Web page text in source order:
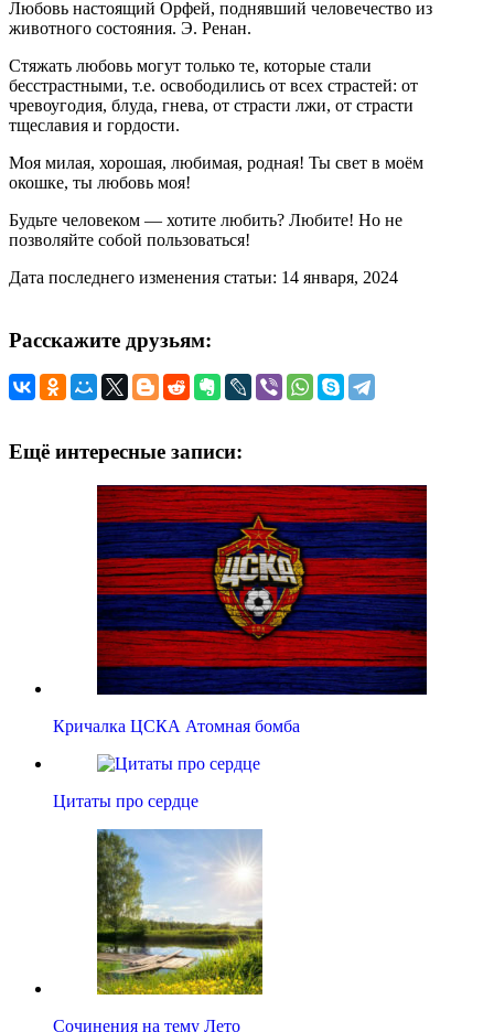
Любовь настоящий Орфей, поднявший человечество из
животного состояния. Э. Ренан.
Стяжать любовь могут только те, которые стали
бесстрастными, т.е. освободились от всех страстей: от
чревоугодия, блуда, гнева, от страсти лжи, от страсти
тщеславия и гордости.
Моя милая, хорошая, любимая, родная! Ты свет в моём
окошке, ты любовь моя!
Будьте человеком — хотите любить? Любите! Но не
позволяйте собой пользоваться!
Дата последнего изменения статьи: 14 января, 2024
Расскажите друзьям:
Ещё интересные записи:
Кричалка ЦСКА Атомная бомба
Цитаты про сердце
Сочинения на тему Лето